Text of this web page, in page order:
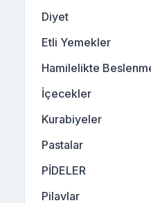
Diyet
Etli Yemekler
Hamilelikte
İçecekler
Kurabiyeler
Pastalar
PİDELER
Pilavlar